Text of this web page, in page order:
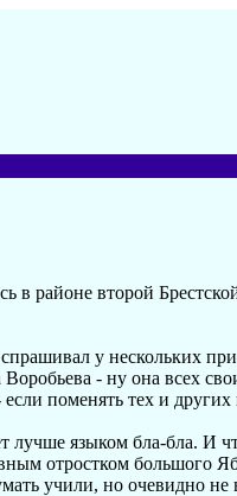
в районе второй
у нескольких
- ну она всех
поменять тех и
языком бла-бла. И
отростком большого
учили, но очевидно не